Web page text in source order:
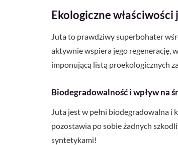
Ekologiczne
Juta to prawdziwy superbohater
aktywnie wspiera jego regenerację,
imponującą listą proekologicznych
Biodegradowalność i wpływ na
Juta jest w pełni biodegradowalna i
pozostawia po sobie żadnych
syntetykami!